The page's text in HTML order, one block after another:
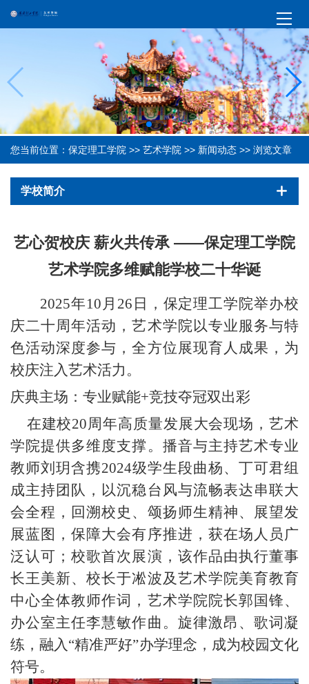
您当前位置： 保定理工学院 >> 艺术学院 >> 新闻动态 >> 浏览文章
学校简介
艺心贺校庆 薪火共传承 ——保定理工学院
艺术学院多维赋能学校二十华诞
2025年10月26日，保定理工学院举办校
庆二十周年活动 ，艺术学院以专业服务与特
色活动深度参与，全方位展现育人成果，为
校庆注入艺术活力。
庆典主场：专业赋能+竞技夺冠双出彩
在建校20周年高质量发展大会现场，艺术
学院提供多维度支撑。播音与主持艺术专业
教师刘玥含携2024级学生段曲杨、丁可君组
成主持团队，以沉稳台风与流畅表达串联大
会全程，回溯校史、颂扬师生精神、展望发
展蓝图，保障大会有序推进，获在场人员广
泛认可；校歌首次展演， 该作品由执行董事
长王美新、校长于凇波及艺术学院美育教育
中心全体教师作词，艺术学院院长郭国锋、
办公室主任李慧敏作曲。旋律激昂、歌词凝
练，融入“精准严好”办学理念，成为校园文化
符号。